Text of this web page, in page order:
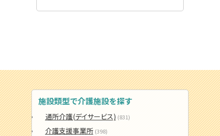
施設類型で介護施設を探す
通所介護(デイサービス) (831)
介護支援事業所 (398)